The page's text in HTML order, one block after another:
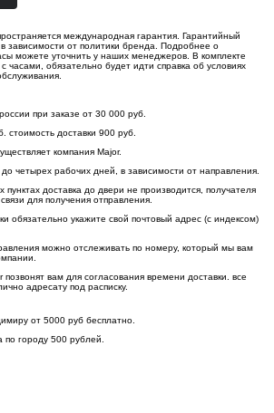
международная гарантия. Гарантийный
зависимости от политики бренда. Подробнее о
можете уточнить у наших менеджеров. В комплекте
часами, обязательно будет идти справка об условиях
при заказе от 30 000 руб.
стоимость доставки 900 руб.
компания Major.
четырех рабочих дней, в зависимости от направления.
доставка до двери не производится, получателя
для получения отправления.
обязательно укажите свой почтовый адрес (с индексом)
можно отслеживать по номеру, который мы вам
вам для согласования времени доставки. все
адресату под расписку.
от 5000 руб бесплатно.
по городу 500 рублей.